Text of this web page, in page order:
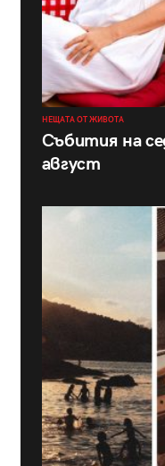
НЕЩАТА ОТ ЖИВОТА
Събития на
август